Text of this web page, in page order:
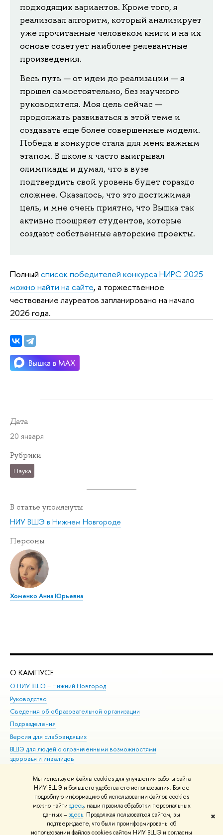
Мы используем файлы cookies для улучшения работы сайта
НИУ ВШЭ и большего удобства его использования. Более
подробную информацию об использовании файлов cookies
можно найти здесь, наши правила обработки персональных
данных –здесь. Продолжая пользоваться сайтом, вы
подтверждаете, что были проинформированы об
использовании файлов cookies сайтом НИУ ВШЭ и согласны
✖
подходящих вариантов. Кроме того, я
реализовал алгоритм, который анализирует
уже прочитанные человеком книги и на их
основе советует наиболее релевантные
произведения.
Весь путь — от идеи до реализации — я
прошел самостоятельно, без научного
руководителя. Моя цель сейчас —
продолжать развиваться в этой теме и
создавать еще более совершенные модели.
Победа в конкурсе стала для меня важным
этапом. В школе я часто выигрывал
олимпиады и думал, что в вузе
подтвердить свой уровень будет гораздо
сложнее. Оказалось, что это достижимая
цель, и мне очень приятно, что Вышка так
активно поощряет студентов, которые
создают собственные авторские проекты.
Полный список победителей конкурса НИРС 2025
можно найти на сайте, а торжественное
чествование лауреатов запланировано на начало
2026 года.
Дата
20 января
Рубрики
Наука
В статье упомянуты
НИУ ВШЭ в Нижнем Новгороде
Персоны
Хоменко Анна Юрьевна
О КАМПУСЕ
О НИУ ВШЭ – Нижний Новгород
Руководство
Сведения об образовательной организации
Подразделения
Версия для слабовидящих
ВШЭ для людей с ограниченными возможностями
здоровья и инвалидов
© НИУ ВШЭ 1993–2026 Адреса и контакты Условия использования